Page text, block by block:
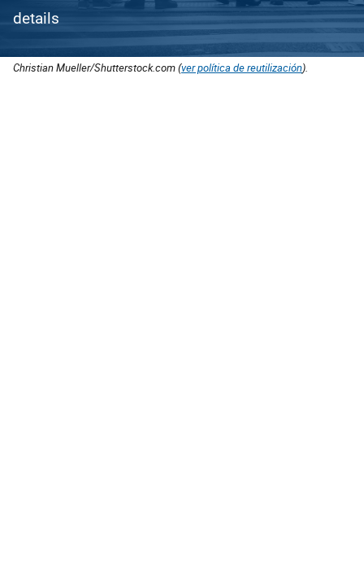
details
Christian Mueller/Shutterstock.com (ver política de reutilización).